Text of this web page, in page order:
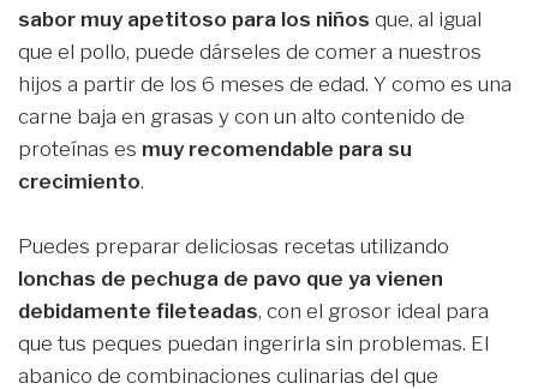
sabor muy apetitoso para los niños que, al igual
que el pollo, puede dárseles de comer a nuestros
hijos a partir de los 6 meses de edad. Y como es una
carne baja en grasas y con un alto contenido de
proteínas es muy recomendable para su
crecimiento.
Puedes preparar deliciosas recetas utilizando
lonchas de pechuga de pavo que ya vienen
debidamente fileteadas, con el grosor ideal para
que tus peques puedan ingerirla sin problemas. El
abanico de combinaciones culinarias del que